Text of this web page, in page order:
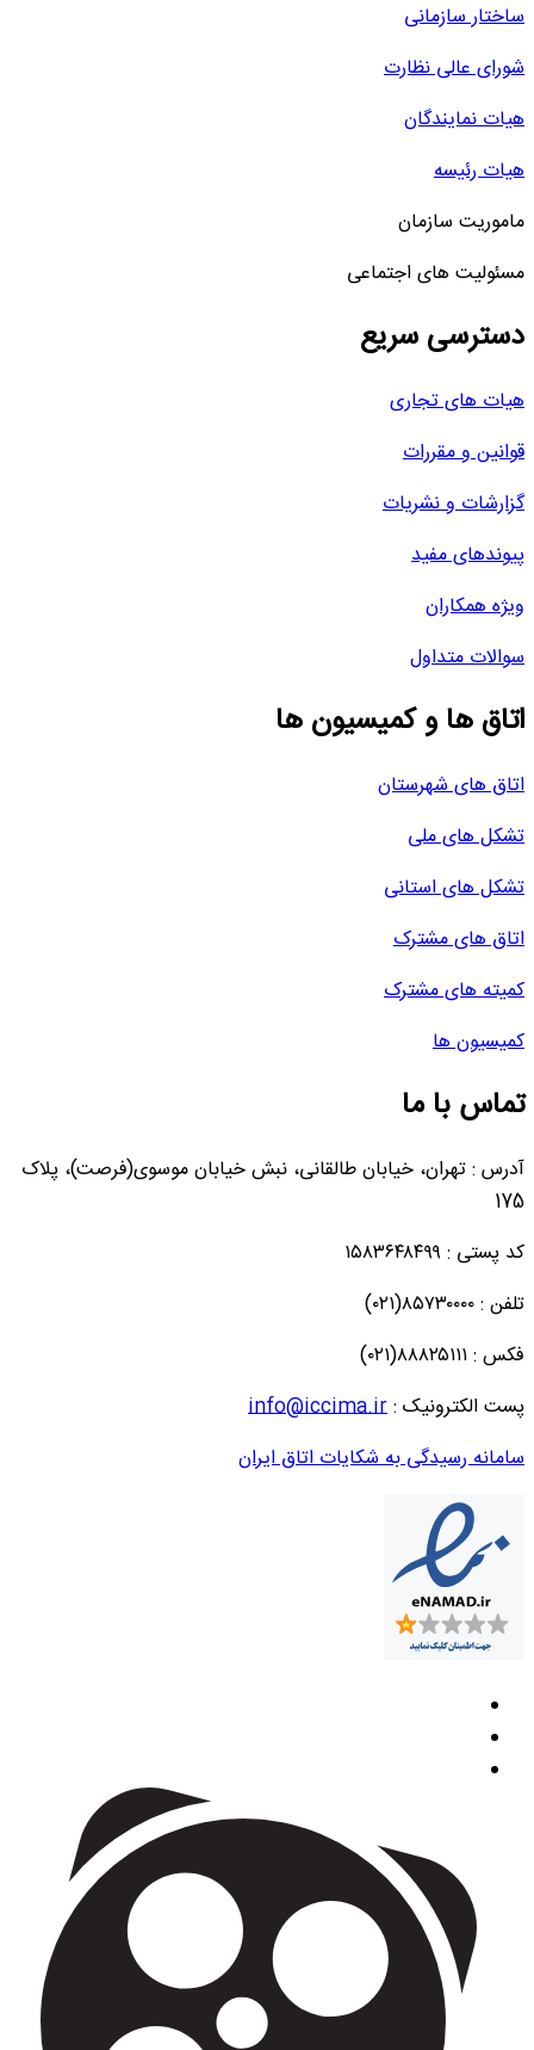
ساختار سازمانی
شورای عالی نظارت
هیات نمایندگان
هیات رئیسه
ماموریت سازمان
مسئولیت های اجتماعی
دسترسی سریع
هیات های تجاری
قوانین و مقررات
گزارشات و نشریات
پیوندهای مفید
ویژه همکاران
سوالات متداول
اتاق ها و کمیسیون ها
اتاق های شهرستان
تشکل های ملی
تشکل های استانی
اتاق های مشترک
کمیته های مشترک
کمیسیون ها
تماس با ما
آدرس : تهران، خیابان طالقانی، نبش خیابان موسوی(فرصت)، پلاک
175
کد پستی : ۱۵۸۳۶۴۸۴۹۹
تلفن : ۸۵۷۳۰۰۰۰(۰۲۱)
فکس : ۸۸۸۲۵۱۱۱(۰۲۱)
پست الکترونیک :info@iccima.ir
سامانه رسیدگی به شکایات اتاق ایران